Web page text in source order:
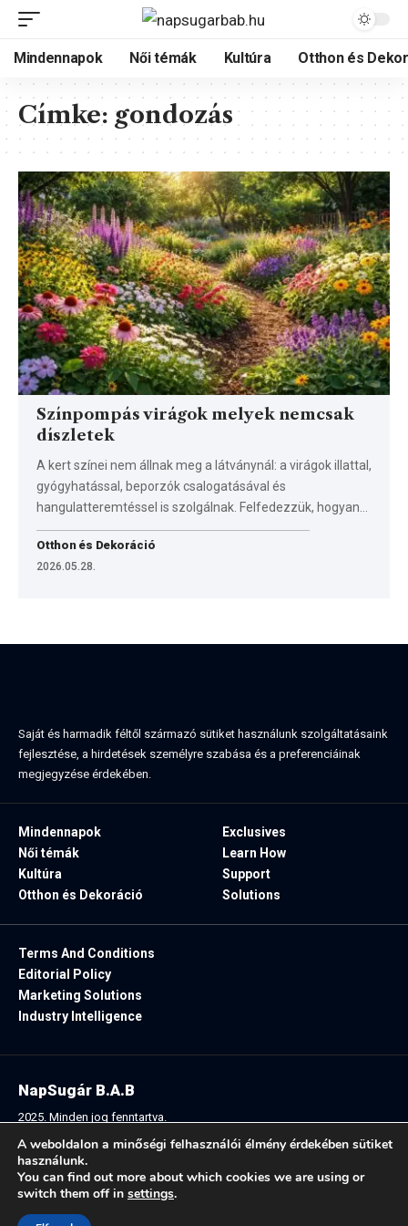
Mindennapok Női témák Kultúra Otthon és
Címke: gondozás
Színpompás virágok melyek nemcsak
díszletek
A kert színei nem állnak meg a látványnál: a virágok illattal,
gyógyhatással, beporzók csalogatásával és
hangulatteremtéssel is szolgálnak. Felfedezzük, hogyan…
Otthon és Dekoráció
2026.05.28.
Saját és harmadik féltől származó sütiket használunk szolgáltatásaink
fejlesztése, a hirdetések személyre szabása és a preferenciáinak
megjegyzése érdekében.
Mindennapok
Női témák
Kultúra
Otthon és Dekoráció
Exclusives
Learn How
Support
Solutions
Terms And Conditions
Editorial Policy
Marketing Solutions
Industry Intelligence
Follow US:
NapSugár B.A.B
2025. Minden jog fenntartva.
A weboldalon a minőségi felhasználói élmény érdekében sütiket
használunk.
You can find out more about which cookies we are using or
switch them off in settings.